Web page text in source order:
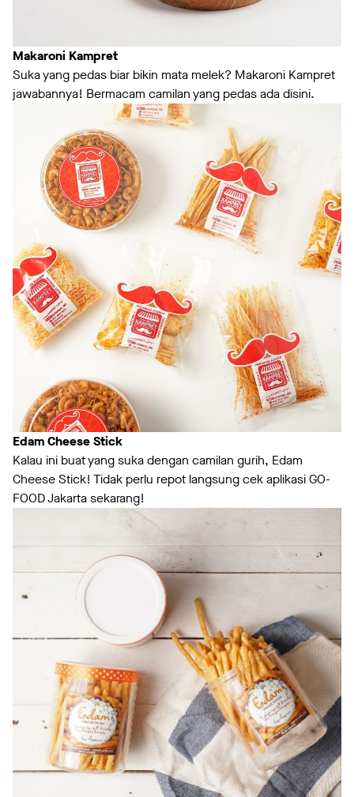
Makaroni Kampret
Suka yang pedas biar bikin mata melek? Makaroni Kampret
jawabannya! Bermacam camilan yang pedas ada disini.
Edam Cheese Stick
Kalau ini buat yang suka dengan camilan gurih, Edam
Cheese Stick! Tidak perlu repot langsung cek aplikasi GO-
FOOD Jakarta sekarang!